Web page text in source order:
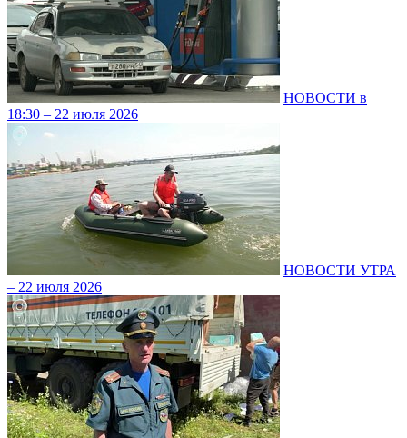
НОВОСТИ в
18:30 – 22 июля 2026
НОВОСТИ УТРА
– 22 июля 2026